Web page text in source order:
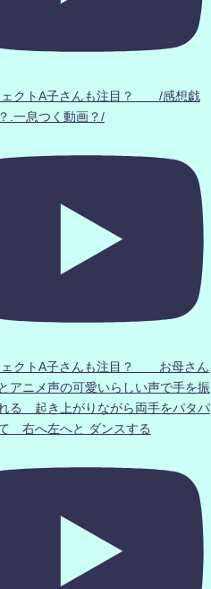
ェクトA子さんも注目？ /感想戯
.一息つく動画？/
ェクトA子さんも注目？ お母さん
アニメ声の可愛いらしい声で手を振
る 起き上がりながら両手をパタパ
右へ左へと ダンスする